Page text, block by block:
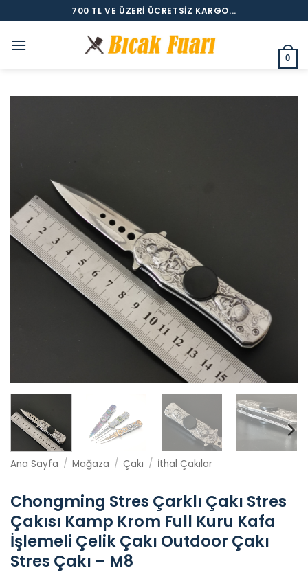
atla
700 TL VE ÜZERI ÜCRETSIZ KARGO...
0
Ana Sayfa / Mağaza / Çakı / İthal Çakılar
Chongming Stres Çarklı Çakı Stres
Çakısı Kamp Krom Full Kuru Kafa
İşlemeli Çelik Çakı Outdoor Çakı
Stres Çakı – M8